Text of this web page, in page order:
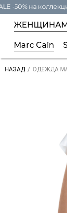
-50% на
Marc Cain
НАЗАД / ОДЕЖДА